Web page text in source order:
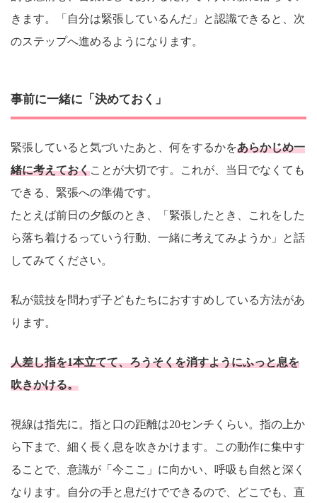
きます。「自分は緊張しているんだ」と認識できると、次
のステップへ進めるようになります。
事前に一緒に「決めておく」
緊張していると気づいたあと、何をするかをあらかじめ一
緒に考えておくことが大切です。これが、当日でなくても
できる、緊張への準備です。
たとえば前日の夕飯のとき、「緊張したとき、これをした
ら落ち着けるっていう行動、一緒に考えてみようか」と話
してみてください。
私が競技を問わず子どもたちにおすすめしている方法があ
ります。
人差し指を1本立てて、ろうそくを消すようにふっと息を
吹きかける。
視線は指先に。指と口の距離は20センチくらい。指の上か
ら下まで、細く長く息を吹きかけます。この動作に集中す
ることで、意識が「今ここ」に向かい、呼吸も自然と深く
なります。自分の手と息だけでできるので、どこでも、直